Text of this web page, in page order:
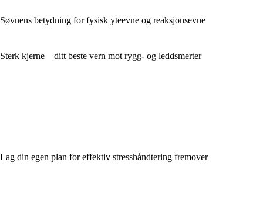
Søvnens betydning for fysisk yteevne og reaksjonsevne
Sterk kjerne – ditt beste vern mot rygg- og leddsmerter
Lag din egen plan for effektiv stresshåndtering fremover